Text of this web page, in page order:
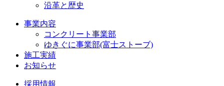
沿革と歴史
事業内容
コンクリート事業部
ゆきぐに事業部(富士ストーブ)
施工実績
お知らせ
採用情報